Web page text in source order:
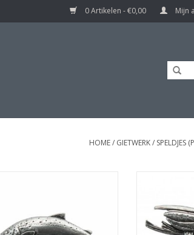
0 Artikelen - €0,00 Mijn
HOME/ GIETWERK/ SPELDJES
TOEVOEGEN